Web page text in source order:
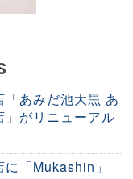
「あみだ池大黒 あ
がリニューアル
に「Mukashin」